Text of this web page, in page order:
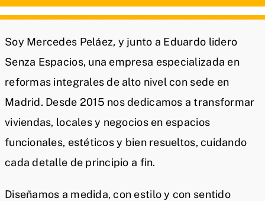
Soy Mercedes Peláez, y junto a Eduardo lidero
Senza Espacios, una empresa especializada en
reformas integrales de alto nivel con sede en
Madrid. Desde 2015 nos dedicamos a transformar
viviendas, locales y negocios en espacios
funcionales, estéticos y bien resueltos, cuidando
cada detalle de principio a fin.
Diseñamos a medida, con estilo y con sentido